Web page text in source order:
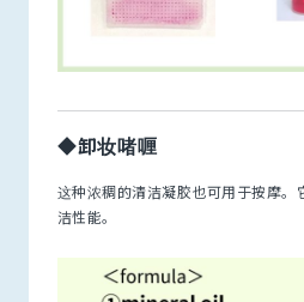
◆卸妆啫喱
这种浓稠的清洁凝胶也可用于按摩。
洁性能。